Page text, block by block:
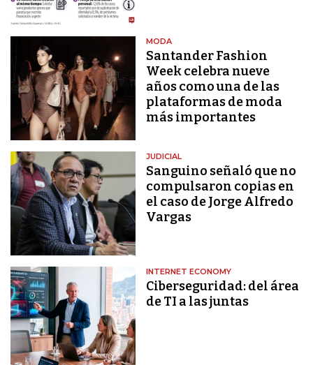
MODA
Santander Fashion
Week celebra nueve
años como una de las
plataformas de moda
más importantes
JUDICIAL
Sanguino señaló que no
compulsaron copias en
el caso de Jorge Alfredo
Vargas
INTERNET ECONOMY
Ciberseguridad: del área
de TI a las juntas